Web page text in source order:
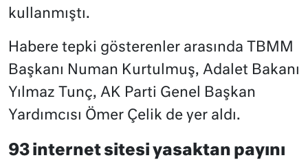
kullanmıştı.
Habere tepki gösterenler arasında TBMM
Başkanı Numan Kurtulmuş, Adalet Bakanı
Yılmaz Tunç, AK Parti Genel Başkan
Yardımcısı Ömer Çelik de yer aldı.
93 internet sitesi yasaktan payını